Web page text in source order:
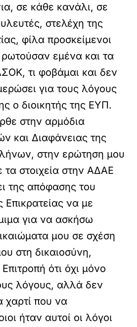
σε κάθε κανάλι, σε
στελέχη της
φίλα προσκείμενοι
εμένα και τα
τι φοβάμαι και δεν
για τους λόγους
ο διοικητής της ΕΥΠ.
στην αρμόδια
και Διαφάνειας της
στην ερώτηση μου
τα στοιχεία στην ΑΔΑΕ
της απόφασης του
Επικρατείας να με
για να ασκήσω
μου σε σχέση
στη δικαιοσύνη,
ότι όχι μόνο
λόγους, αλλά δεν
χαρτί που να
ήταν αυτοί οι λόγοι